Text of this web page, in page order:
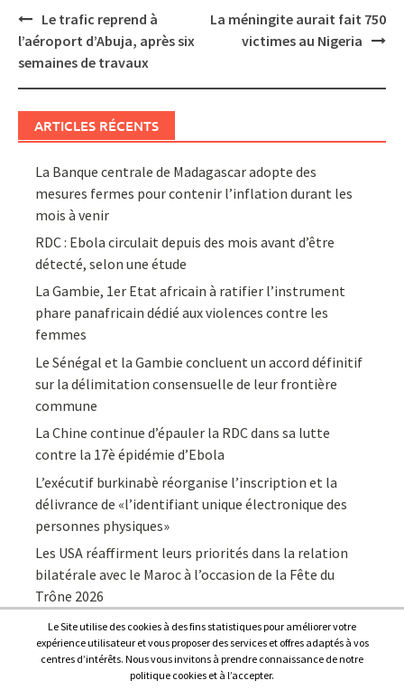
Post
navigation
Le trafic reprend à
l’aéroport d’Abuja, après six
semaines de travaux
La méningite aurait fait 750
victimes au Nigeria
ARTICLES RÉCENTS
La Banque centrale de Madagascar adopte des
mesures fermes pour contenir l’inflation durant les
mois à venir
RDC : Ebola circulait depuis des mois avant d’être
détecté, selon une étude
La Gambie, 1er Etat africain à ratifier l’instrument
phare panafricain dédié aux violences contre les
femmes
Le Sénégal et la Gambie concluent un accord définitif
sur la délimitation consensuelle de leur frontière
commune
La Chine continue d’épauler la RDC dans sa lutte
contre la 17è épidémie d’Ebola
L’exécutif burkinabè réorganise l’inscription et la
délivrance de «l’identifiant unique électronique des
personnes physiques»
Les USA réaffirment leurs priorités dans la relation
bilatérale avec le Maroc à l’occasion de la Fête du
Trône 2026
Le Site utilise des cookies à des fins statistiques pour améliorer votre
expérience utilisateur et vous proposer des services et offres adaptés à vos
centres d’intérêts. Nous vous invitons à prendre connaissance de notre
politique cookies et à l’accepter.